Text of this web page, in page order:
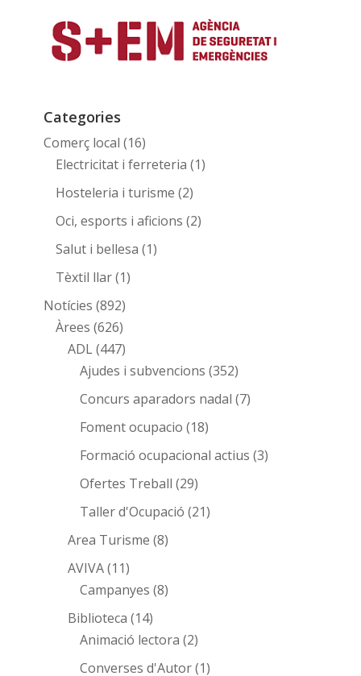
Categories
Comerç local (16)
Electricitat i ferreteria (1)
Hosteleria i turisme (2)
Oci, esports i aficions (2)
Salut i bellesa (1)
Tèxtil llar(1)
Notícies (892)
Àrees (626)
ADL(447)
Ajudes i subvencions (352)
Concurs aparadors nadal (7)
Foment ocupacio (18)
Formació ocupacional actius (3)
Ofertes Treball (29)
Taller d'Ocupació (21)
Area Turisme (8)
AVIVA(11)
Campanyes (8)
Biblioteca (14)
Animació lectora (2)
Converses d'Autor(1)